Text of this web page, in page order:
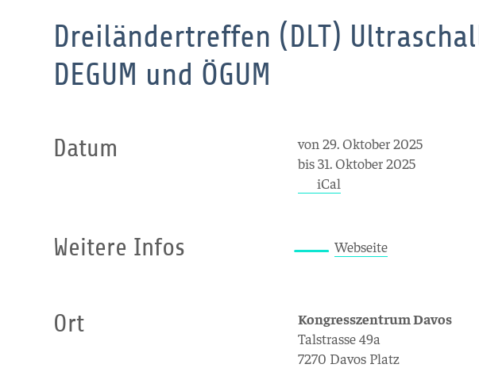
Dreiländertreffen (DLT)
DEGUM und ÖGUM
Datum
von 29. Oktober 2025
bis 31. Oktober 2025
iCal
Weitere Infos Webseite
Ort
Kongresszentrum Davos
Talstrasse 49a
7270 Davos Platz